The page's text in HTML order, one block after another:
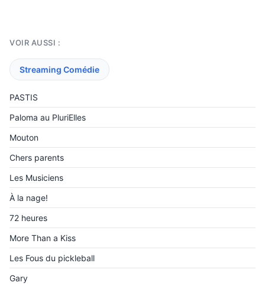
VOIR AUSSI :
Streaming Comédie
PASTIS
Paloma au PluriElles
Mouton
Chers parents
Les Musiciens
À la nage!
72 heures
More Than a Kiss
Les Fous du pickleball
Gary